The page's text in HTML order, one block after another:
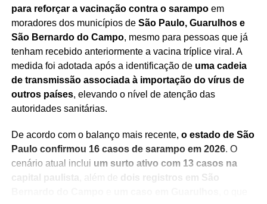
TÓPICOS RELACIONADOS
CAMEX
CANETA EMAGRECEDORA
CANETA PARA PERDA DE PESO
EMS
IMPORTAÇÃO DE COMPONENTES
INDÚSTRIA DA SAÚDE
INDÚSTRIA FARMACÊUTICA
MEDICAMENTO PARA OBESIDADE
OBESIDADE
OZIVY
PRIMEIRA CANETA EMAGRECEDORA BRASILEIRA
PRODUÇÃO NACIONAL DE MEDICAMENTOS
SAÚDE E BEM-ESTAR
SETOR FARMACÊUTICO BRASILEIRO
TECNOLOGIA EM SAÚDE
TRATAMENTO DA OBESIDADE
para reforçar a vacinação contra o sarampoem
moradores dos municípios de São Paulo, Guarulhos e
São Bernardo do Campo, mesmo para pessoas que já
tenham recebido anteriormente a vacina tríplice viral. A
medida foi adotada após a identificação de uma cadeia
de transmissão associada à importação do vírus de
outros países, elevando o nível de atenção das
autoridades sanitárias.
De acordo com o balanço mais recente, o estado de São
Paulo confirmou 16 casos de sarampo em 2026. O
cenário atual inclui um surto ativo com 13 casos na
capital paulista
dois registros em São